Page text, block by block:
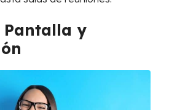
Pantalla y